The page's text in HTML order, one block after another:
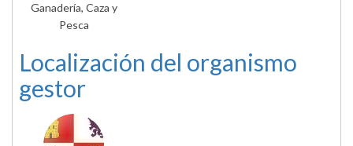
Ganadería, Caza y
Pesca
Localización del organismo
gestor